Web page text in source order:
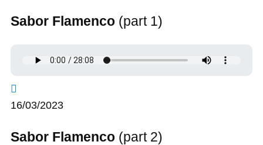
Sabor Flamenco (part 1)
16/03/2023
Sabor Flamenco (part 2)